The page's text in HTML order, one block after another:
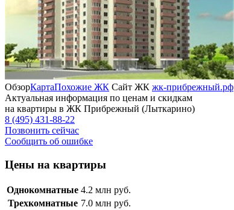
ОбзорКартаПохожие ЖК Сайт ЖК жк-прибрежный.рф
Актуальная информация по ценам и скидкам
на квартиры в ЖК Прибрежный (Лыткарино)
8 (495) 431-88-22
Позвонить сейчас
Сообщить об ошибке
Цены на квартиры
Однокомнатные 4.2 млн руб.
Трехкомнатные 7.0 млн руб.